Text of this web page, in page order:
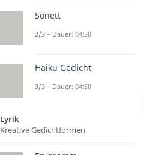
Sonett
2/3 – Dauer: 04:30
Haiku Gedicht
3/3 – Dauer: 04:50
Lyrik
Kreative Gedichtformen